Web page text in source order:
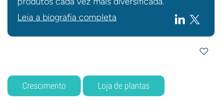
Leia a biografia completa
Crescimento Loja de plantas